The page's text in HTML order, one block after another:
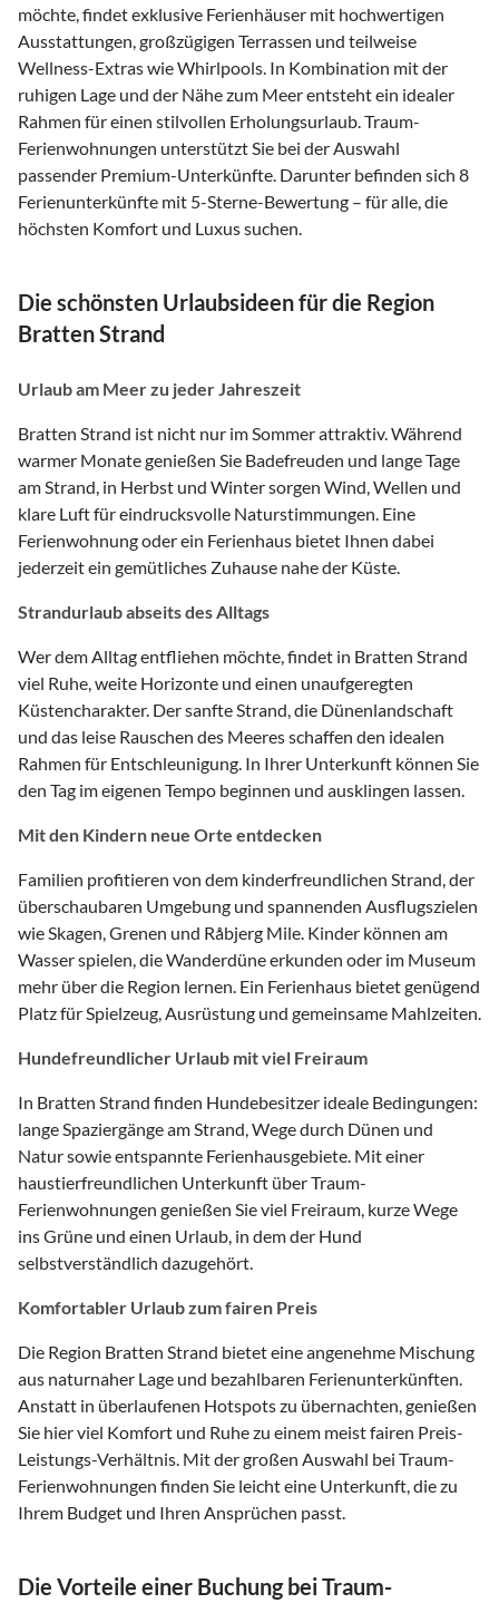
möchte, findet exklusive Ferienhäuser mit hochwertigen
Ausstattungen, großzügigen Terrassen und teilweise
Wellness-Extras wie Whirlpools. In Kombination mit der
ruhigen Lage und der Nähe zum Meer entsteht ein idealer
Rahmen für einen stilvollen Erholungsurlaub. Traum-
Ferienwohnungen unterstützt Sie bei der Auswahl
passender Premium-Unterkünfte. Darunter befinden sich 8
Ferienunterkünfte mit 5-Sterne-Bewertung – für alle, die
höchsten Komfort und Luxus suchen.
Die schönsten Urlaubsideen für die Region
Bratten Strand
Urlaub am Meer zu jeder Jahreszeit
Bratten Strand ist nicht nur im Sommer attraktiv. Während
warmer Monate genießen Sie Badefreuden und lange Tage
am Strand, in Herbst und Winter sorgen Wind, Wellen und
klare Luft für eindrucksvolle Naturstimmungen. Eine
Ferienwohnung oder ein Ferienhaus bietet Ihnen dabei
jederzeit ein gemütliches Zuhause nahe der Küste.
Strandurlaub abseits des Alltags
Wer dem Alltag entfliehen möchte, findet in Bratten Strand
viel Ruhe, weite Horizonte und einen unaufgeregten
Küstencharakter. Der sanfte Strand, die Dünenlandschaft
und das leise Rauschen des Meeres schaffen den idealen
Rahmen für Entschleunigung. In Ihrer Unterkunft können Sie
den Tag im eigenen Tempo beginnen und ausklingen lassen.
Mit den Kindern neue Orte entdecken
Familien profitieren von dem kinderfreundlichen Strand, der
überschaubaren Umgebung und spannenden Ausflugszielen
wie Skagen, Grenen und Råbjerg Mile. Kinder können am
Wasser spielen, die Wanderdüne erkunden oder im Museum
mehr über die Region lernen. Ein Ferienhaus bietet genügend
Platz für Spielzeug, Ausrüstung und gemeinsame Mahlzeiten.
Hundefreundlicher Urlaub mit viel Freiraum
In Bratten Strand finden Hundebesitzer ideale Bedingungen:
lange Spaziergänge am Strand, Wege durch Dünen und
Natur sowie entspannte Ferienhausgebiete. Mit einer
haustierfreundlichen Unterkunft über Traum-
Ferienwohnungen genießen Sie viel Freiraum, kurze Wege
ins Grüne und einen Urlaub, in dem der Hund
selbstverständlich dazugehört.
Komfortabler Urlaub zum fairen Preis
Die Region Bratten Strand bietet eine angenehme Mischung
aus naturnaher Lage und bezahlbaren Ferienunterkünften.
Anstatt in überlaufenen Hotspots zu übernachten, genießen
Sie hier viel Komfort und Ruhe zu einem meist fairen Preis-
Leistungs-Verhältnis. Mit der großen Auswahl bei Traum-
Ferienwohnungen finden Sie leicht eine Unterkunft, die zu
Ihrem Budget und Ihren Ansprüchen passt.
Die Vorteile einer Buchung bei Traum-